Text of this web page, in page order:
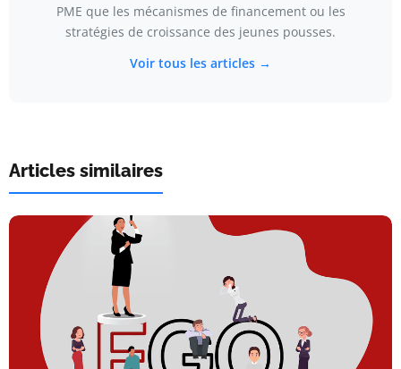
PME que les mécanismes de financement ou les
stratégies de croissance des jeunes pousses.
Voir tous les articles →
Articles similaires